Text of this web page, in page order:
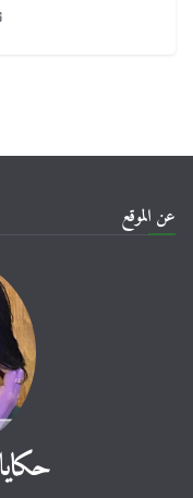
عن الموقع